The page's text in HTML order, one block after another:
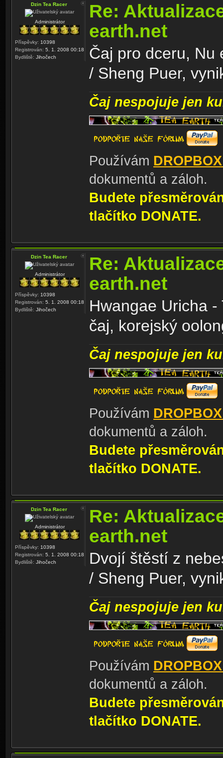
Dzin Tea Racer
Administrátor
Příspěvky: 10398
Registrován: 5. 1. 2008 00:18
Bydliště: Jihočech
Re:
earth.net
Čaj pro dceru, Nu
/ Sheng Puer,
Čaj nespojuje jen
Používám
dokumentů a záloh.
Budete
tlačítko DONATE.
Dzin Tea Racer
Administrátor
Příspěvky: 10398
Registrován: 5. 1. 2008 00:18
Bydliště: Jihočech
Re:
earth.net
Hwangae Uricha
čaj, korejský
Čaj nespojuje jen
Používám
dokumentů a záloh.
Budete
tlačítko DONATE.
Dzin Tea Racer
Administrátor
Příspěvky: 10398
Registrován: 5. 1. 2008 00:18
Bydliště: Jihočech
Re:
earth.net
Dvojí štěstí z
/ Sheng Puer,
Čaj nespojuje jen
Používám
dokumentů a záloh.
Budete
tlačítko DONATE.